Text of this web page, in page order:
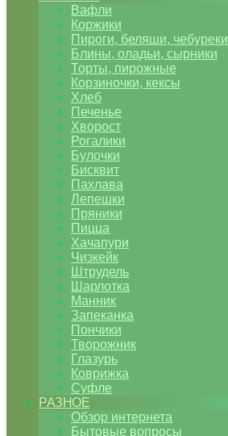
Вафли
Коржики
Пироги, беляши, чебуреки
Блины, оладьи, сырники
Торты, пирожные
Корзиночки, кексы
Хлеб
Печенье
Хворост
Рогалики
Булочки
Бисквит
Пахлава
Лепешки
Пряники
Пицца
Хачапури
Чизкейк
Штрудель
Шарлотка
Манник
Запеканка
Пончики
Творожник
Глазурь
Коврижка
Суфле
РАЗНОЕ
Обзор интернета
Бытовые вопросы